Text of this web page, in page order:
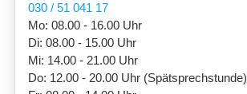
030 / 51 041 17
Mo: 08.00 - 16.00 Uhr
Di: 08.00 - 15.00 Uhr
Mi: 14.00 - 21.00 Uhr
Do: 12.00 - 20.00 Uhr (Spätsprechstunde)